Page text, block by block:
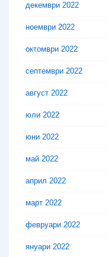
декември 2022
ноември 2022
октомври 2022
септември 2022
август 2022
юли 2022
юни 2022
май 2022
април 2022
март 2022
февруари 2022
януари 2022